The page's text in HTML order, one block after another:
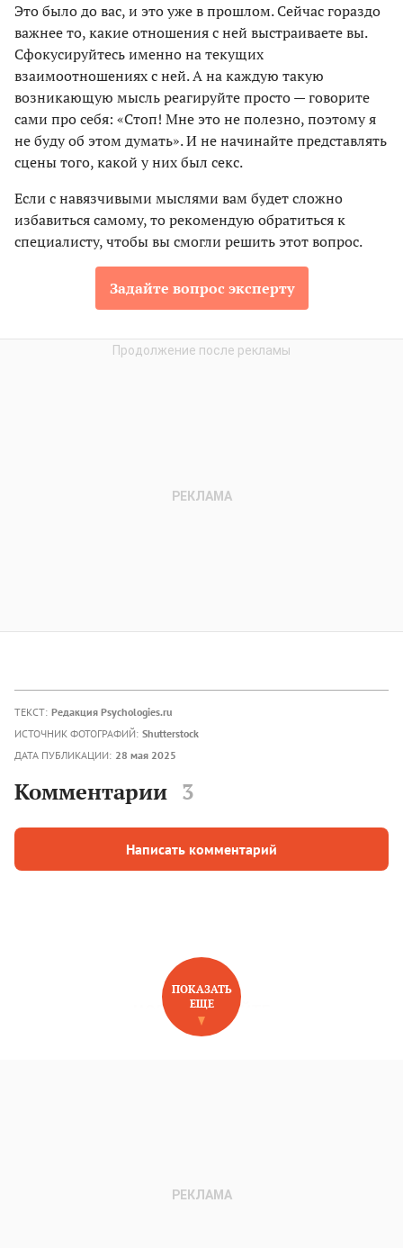
Это было до вас, и это уже в прошлом. Сейчас гораздо
важнее то, какие отношения с ней выстраиваете вы.
Сфокусируйтесь именно на текущих
взаимоотношениях с ней. А на каждую такую
возникающую мысль реагируйте просто — говорите
сами про себя: «Стоп! Мне это не полезно, поэтому я
не буду об этом думать». И не начинайте представлять
сцены того, какой у них был секс.
Если с навязчивыми мыслями вам будет сложно
избавиться самому, то рекомендую обратиться к
специалисту, чтобы вы смогли решить этот вопрос.
Задайте вопрос эксперту
ТЕКСТ: Редакция Psychologies.ru
ИСТОЧНИК ФОТОГРАФИЙ: Shutterstock
ДАТА ПУБЛИКАЦИИ: 28 мая 2025
Комментарии 3
Написать комментарий
НОВОЕ НА САЙТЕ
ПОКАЗАТЬ
ЕЩЕ